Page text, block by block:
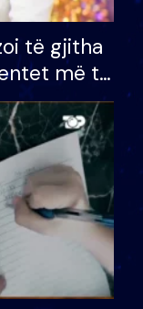
të gjitha
më të
Do më
kur…